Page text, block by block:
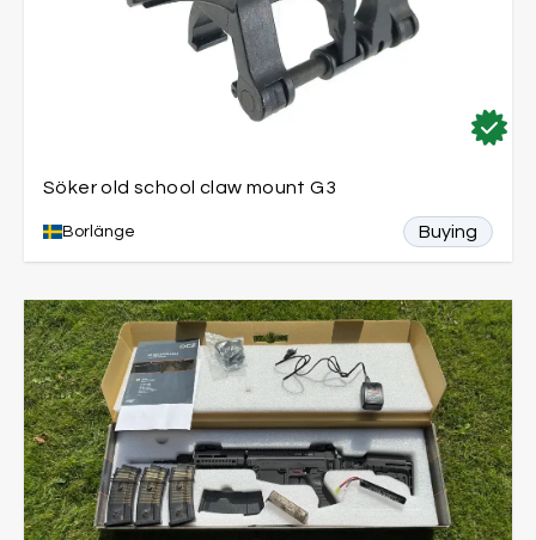
Söker old school claw mount G3
Borlänge Buying